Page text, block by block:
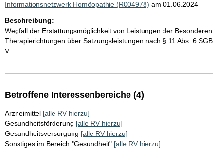
Informationsnetzwerk Homöopathie (R004978) am 01.06.2024
Beschreibung:
Wegfall der Erstattungsmöglichkeit von Leistungen der Besonderen
Therapierichtungen über Satzungsleistungen nach § 11 Abs. 6 SGB
V
Betroffene Interessenbereiche (4)
Arzneimittel [alle RV hierzu]
Gesundheitsförderung [alle RV hierzu]
Gesundheitsversorgung [alle RV hierzu]
Sonstiges im Bereich "Gesundheit" [alle RV hierzu]